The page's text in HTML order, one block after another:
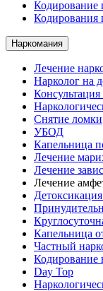
Кодирование
Кодирования
Наркомания
Лечение
Нарколог на
Консультация
Снятие ломки
УБОД
Капельница
Лечение
Лечение
Лечение
Капельница
Частный
Кодирование
Day Top